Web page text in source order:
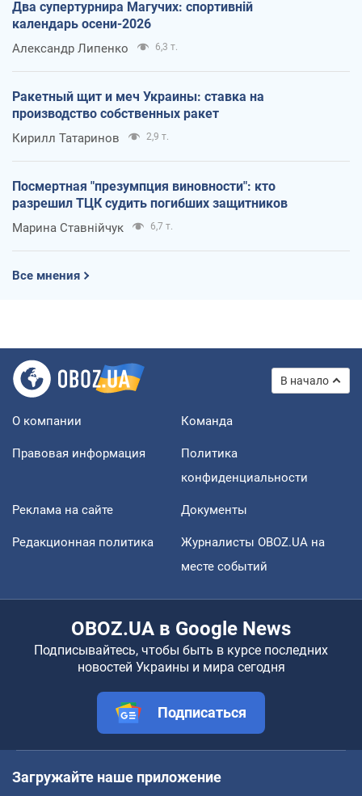
Два супертурнира Магучих: спортивній
календарь осени-2026
Александр Липенко 6,3 т.
Ракетный щит и меч Украины: ставка на
производство собственных ракет
Кирилл Татаринов 2,9 т.
Посмертная "презумпция виновности": кто
разрешил ТЦК судить погибших защитников
Марина Ставнійчук 6,7 т.
Все мнения
В начало
О компании Команда
Правовая информация
Политика
конфиденциальности
Реклама на сайте Документы
Редакционная политика
Журналисты OBOZ.UA на
месте событий
OBOZ.UA в Google News
Подписывайтесь, чтобы быть в курсе последних
новостей Украины и мира сегодня
Подписаться
Загружайте наше приложение